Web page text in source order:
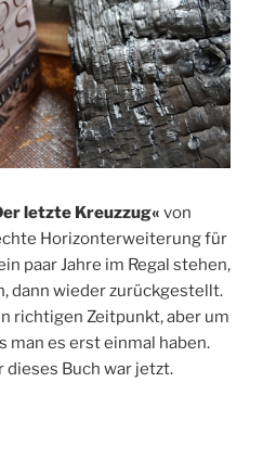
letzte Kreuzzug« von
Horizonterweiterung für
paar Jahre im Regal stehen,
dann wieder zurückgestellt.
richtigen Zeitpunkt, aber um
man es erst einmal haben.
Buch war jetzt.